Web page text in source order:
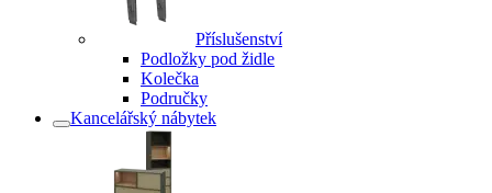
Příslušenství
Podložky pod židle
Kolečka
Područky
Kancelářský nábytek